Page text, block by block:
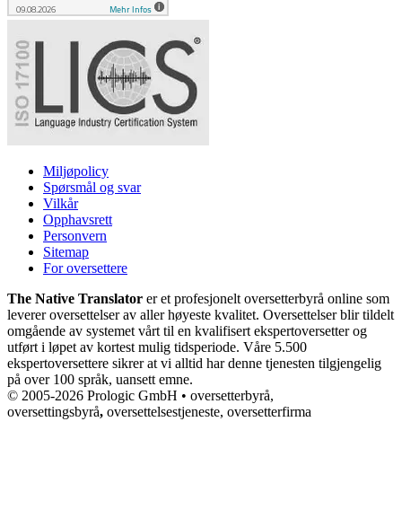
Miljøpolicy
Spørsmål og svar
Vilkår
Opphavsrett
Personvern
Sitemap
For oversettere
The Native Translator er et profesjonelt oversetterbyrå online som
leverer oversettelser av aller høyeste kvalitet. Oversettelser blir tildelt
omgående av systemet vårt til en kvalifisert ekspertoversetter og
utført i løpet av kortest mulig tidsperiode. Våre 5.500
ekspertoversettere sikrer at vi alltid har denne tjenesten tilgjengelig
på over 100 språk, uansett emne.
© 2005-2026 Prologic GmbH • oversetterbyrå,
oversettingsbyrå, oversettelsestjeneste, oversetterfirma